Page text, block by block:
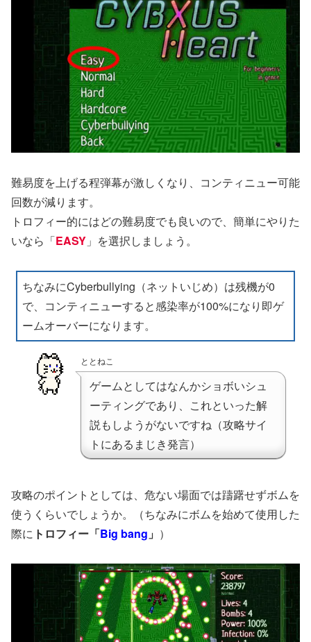
難易度を上げる程弾幕が激しくなり、コンティニュー可能
回数が減ります。
トロフィー的にはどの難易度でも良いので、簡単にやりた
いなら「EASY 」を選択しましょう。
ちなみにCyberbullying（ネットいじめ）は残機が0
で、コンティニューすると感染率が100%になり即ゲ
ームオーバーになります。
ととねこ
ゲームとしてはなんかショボいシュ
ーティングであり、これといった解
説もしようがないですね（攻略サイ
トにあるまじき発言）
攻略のポイントとしては、危ない場面では躊躇せずボムを
使うくらいでしょうか。（ちなみにボムを始めて使用した
際に トロフィー「Big bang 」 ）